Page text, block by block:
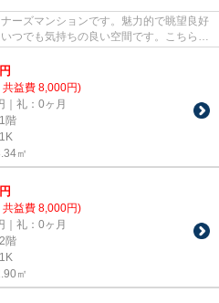
ーズマンションです。魅力的で眺望良好
つでも気持ちの良い空間です。こちらの
円
共益費 8,000円)
｜礼：0ヶ月
階
㎡
円
共益費 8,000円)
｜礼：0ヶ月
階
㎡